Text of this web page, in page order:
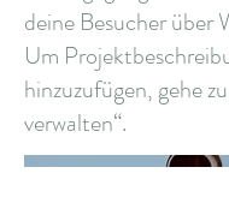
deine Besucher über
Um
hinzuzufügen, gehe
verwalten“.